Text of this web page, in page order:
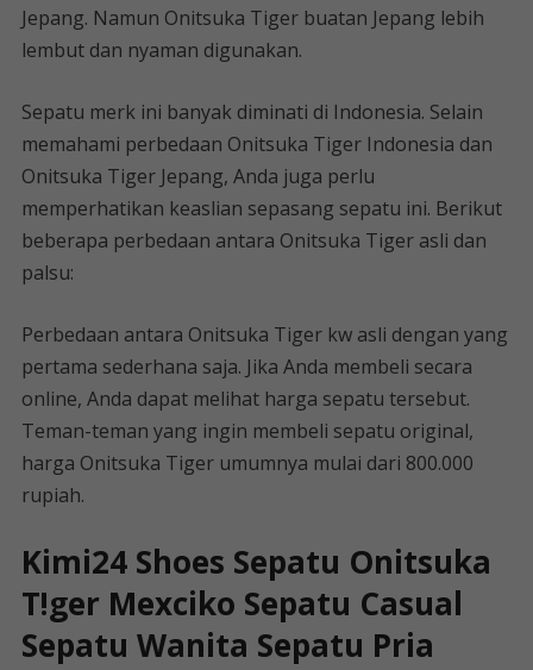
Jepang. Namun Onitsuka Tiger buatan Jepang lebih
lembut dan nyaman digunakan.
Sepatu merk ini banyak diminati di Indonesia. Selain
memahami perbedaan Onitsuka Tiger Indonesia dan
Onitsuka Tiger Jepang, Anda juga perlu
memperhatikan keaslian sepasang sepatu ini. Berikut
beberapa perbedaan antara Onitsuka Tiger asli dan
palsu:
Perbedaan antara Onitsuka Tiger kw asli dengan yang
pertama sederhana saja. Jika Anda membeli secara
online, Anda dapat melihat harga sepatu tersebut.
Teman-teman yang ingin membeli sepatu original,
harga Onitsuka Tiger umumnya mulai dari 800.000
rupiah.
Kimi24 Shoes Sepatu Onitsuka
T!ger Mexciko Sepatu Casual
Sepatu Wanita Sepatu Pria